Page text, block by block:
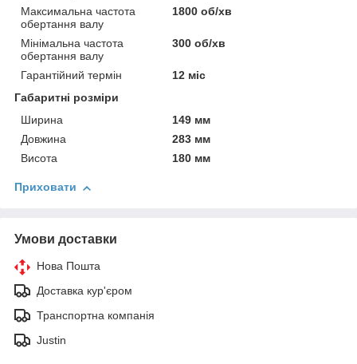
Максимальна частота
обертання валу
1800 об/хв
Мінімальна частота
обертання валу
300 об/хв
Гарантійний термін
12 міс
Габаритні розміри
Ширина
149 мм
Довжина
283 мм
Висота
180 мм
Приховати
Умови доставки
Нова Пошта
Доставка кур'єром
Транспортна компанія
Justin